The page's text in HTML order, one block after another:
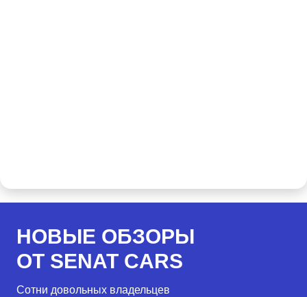
НОВЫЕ ОБЗОРЫ
ОТ SENAT CARS
Сотни довольных владельцев